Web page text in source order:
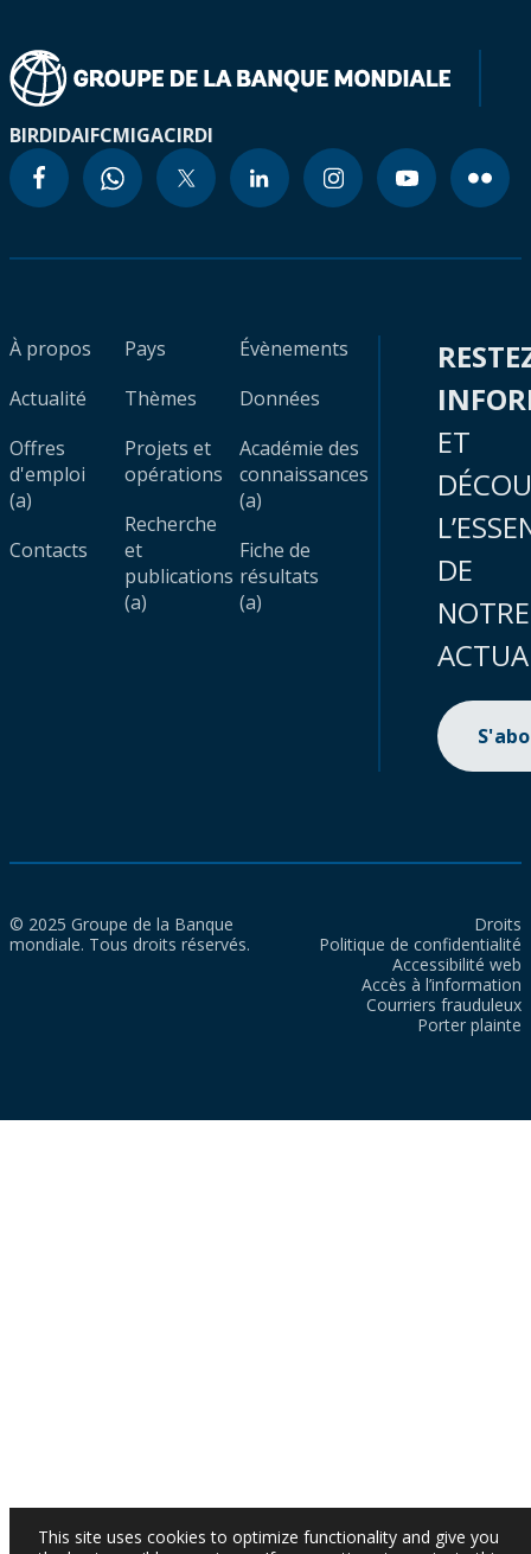
BIRDIDAIFCMIGACIRDI
À propos
Actualité
Offres
d'emploi
(a)
Contacts
Pays
Thèmes
Projets et
opérations
Recherche
et
publications
(a)
Évènements
Données
Académie des
connaissances
(a)
Fiche de
résultats
(a)
ET
DE
NOTRE
© 2025 Groupe de la Banque
mondiale. Tous droits réservés.
Droits
Politique de confidentialité
Accessibilité web
Accès à l’information
Courriers frauduleux
Porter plainte
This site uses cookies to optimize functionality and give you